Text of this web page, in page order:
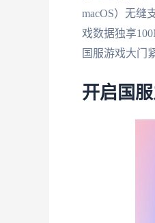
macOS）无缝
戏数据独享
国服游戏大门
开启国